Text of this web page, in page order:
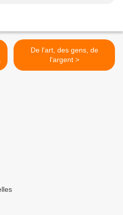
De l'art, des gens, de
l'argent >